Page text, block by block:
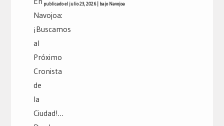
publicado el julio 23, 2026| bajoNavojoa